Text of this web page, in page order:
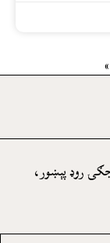
روډ پېښور،